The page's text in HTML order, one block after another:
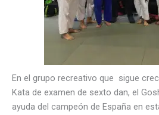
En el grupo recreativo que sigue
Kata de examen de sexto dan, el
ayuda del campeón de España en